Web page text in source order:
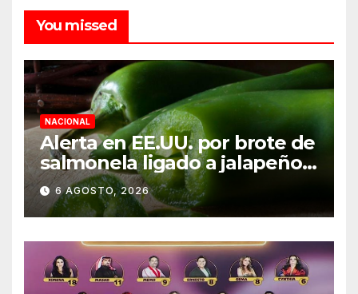
You missed
NACIONAL
Alerta en EE.UU. por brote de
salmonela ligado a jalapeños
mexicanos; reportan 345
casos
6 AGOSTO, 2026